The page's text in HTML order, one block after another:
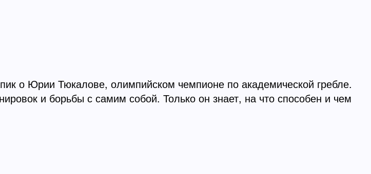
о Юрии Тюкалове, олимпийском чемпионе по академической гребле.
и борьбы с самим собой. Только он знает, на что способен и чем